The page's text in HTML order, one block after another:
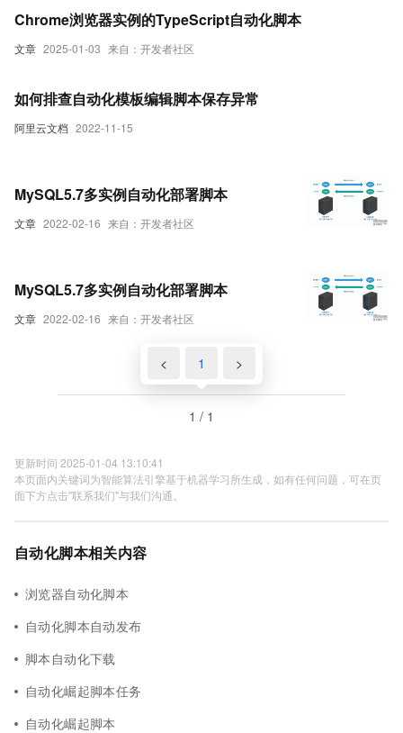
文章 2025-01-03 来自：开发者社区
Chrome浏览器实例的TypeScript自动化脚本
阿里云文档 2022-11-15
如何排查自动化模板编辑脚本保存异常
文章 2022-02-16 来自：开发者社区
MySQL5.7多实例自动化部署脚本
文章 2022-02-16 来自：开发者社区
MySQL5.7多实例自动化部署脚本
< 1 >
1 / 1
更新时间 2025-01-04 13:10:41
本页面内关键词为智能算法引擎基于机器学习所生成，如有任何问题，可在页
面下方点击"联系我们"与我们沟通。
自动化脚本相关内容
浏览器自动化脚本
自动化脚本自动发布
脚本自动化下载
自动化崛起脚本任务
自动化崛起脚本